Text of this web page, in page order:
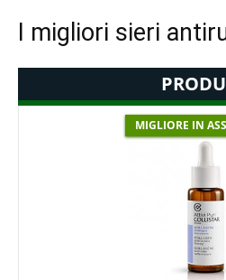
I migliori sieri
MIGLIORE IN